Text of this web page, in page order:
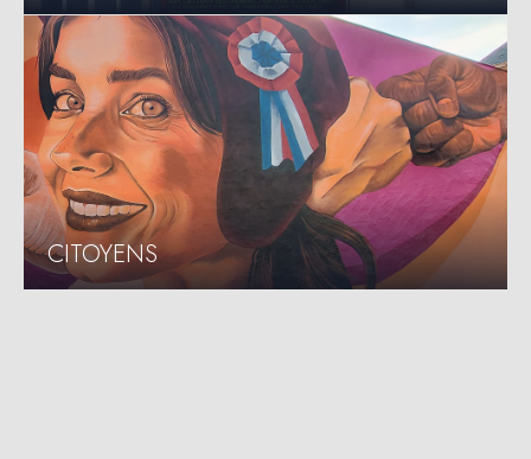
FORCE DE LA NATURE